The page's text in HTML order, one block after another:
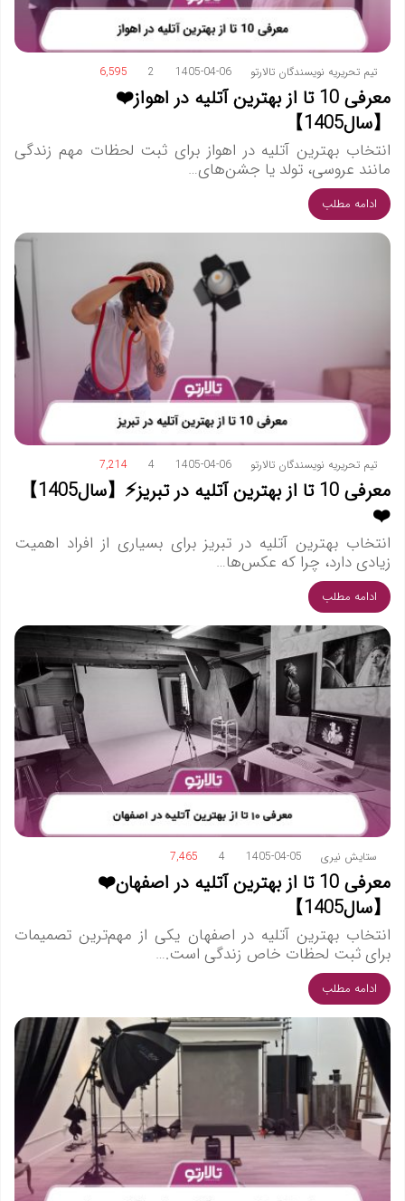
تیم تحریریه نویسندگان تالارتو 1405-04-06
2
6,595
معرفی 10 تا از بهترین آتلیه در اهواز❤️
【سال1405】
انتخاب بهترین آتلیه در اهواز برای ثبت لحظات مهم زندگی
مانند عروسی، تولد یا جشن‌های…
ادامه مطلب
تیم تحریریه نویسندگان تالارتو 1405-04-06
4
7,214
معرفی 10 تا از بهترین آتلیه در تبریز⚡️【سال1405】
❤️
انتخاب بهترین آتلیه در تبریز برای بسیاری از افراد اهمیت
زیادی دارد، چرا که عکس‌ها…
ادامه مطلب
ستایش نیری 1405-04-05
4
7,465
معرفی 10 تا از بهترین آتلیه در اصفهان❤️
【سال1405】
انتخاب بهترین آتلیه در اصفهان یکی از مهم‌ترین تصمیمات
برای ثبت لحظات خاص زندگی است.…
ادامه مطلب